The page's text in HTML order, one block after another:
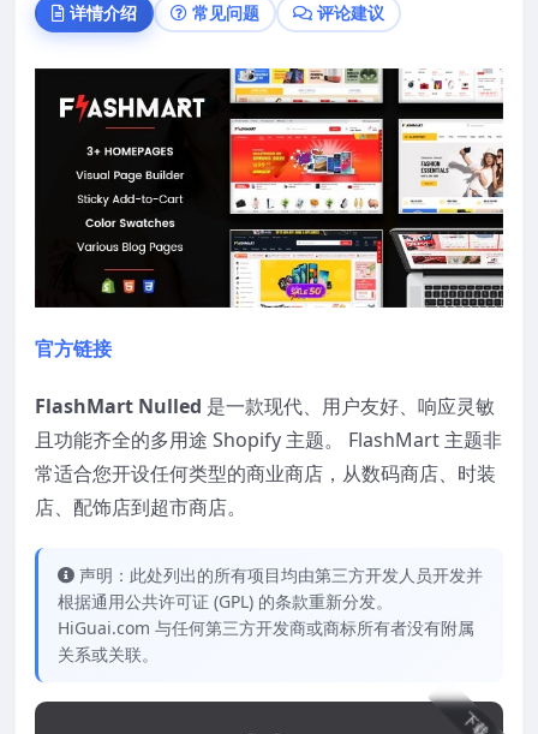
详情介绍 常见问题 评论建议
官方链接
FlashMart Nulled 是一款现代、用户友好、响应灵敏
且功能齐全的多用途 Shopify 主题。 FlashMart 主题非
常适合您开设任何类型的商业商店，从数码商店、时装
店、配饰店到超市商店。
声明：此处列出的所有项目均由第三方开发人员开发并
根据通用公共许可证 (GPL) 的条款重新分发。
HiGuai.com 与任何第三方开发商或商标所有者没有附属
关系或关联。
下载